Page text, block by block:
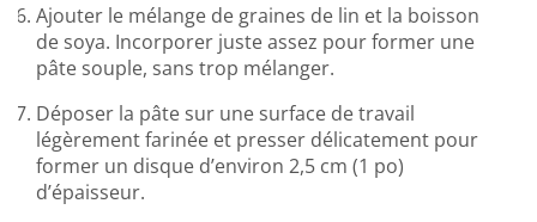
Ajouter le mélange de graines de lin et la boisson
de soya. Incorporer juste assez pour former une
pâte souple, sans trop mélanger.
Déposer la pâte sur une surface de travail
légèrement farinée et presser délicatement pour
former un disque d’environ 2,5 cm (1 po)
d’épaisseur.